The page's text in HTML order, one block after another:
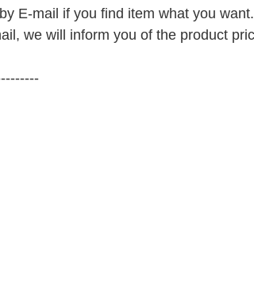
E-mail if you find item what you want.
we will inform you of the product